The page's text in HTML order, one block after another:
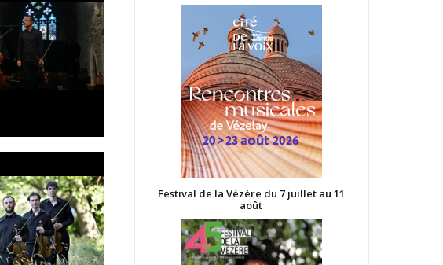
Festival de la Vézère du 7 juillet au 11
août